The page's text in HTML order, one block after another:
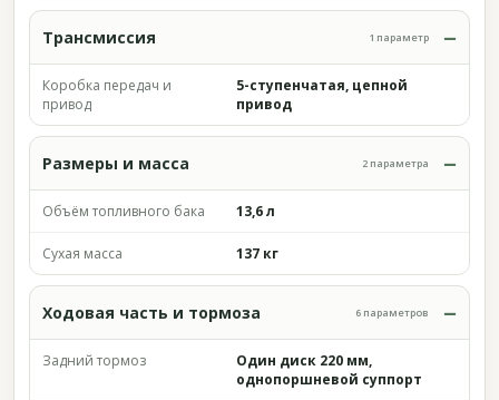
Трансмиссия 1 параметр
Коробка передач и
привод
5-ступенчатая, цепной
привод
Размеры и масса 2 параметра
Объём топливного бака 13,6 л
Сухая масса 137 кг
Ходовая часть и тормоза 6 параметров
Задний тормоз
Один диск 220 мм,
однопоршневой суппорт